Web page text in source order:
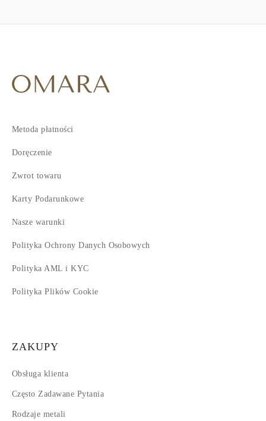
Metoda płatności
Doręczenie
Zwrot towaru
Karty Podarunkowe
Nasze warunki
Polityka Ochrony Danych Osobowych
Polityka AML i KYC
Polityka Plików Cookie
ZAKUPY
Obsługa klienta
Często Zadawane Pytania
Rodzaje metali